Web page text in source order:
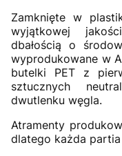
Zamknięte w
wyjątkowej
dbałością o
wyprodukowane w
butelki PET z
sztucznych
dwutlenku węgla.
Atramenty
dlatego każda